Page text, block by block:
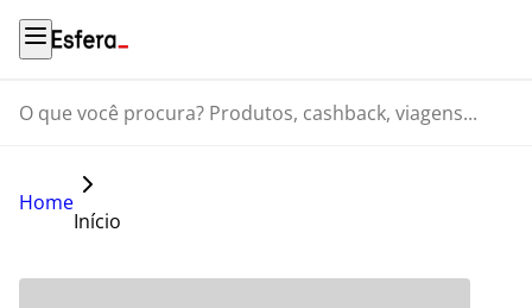
O que você procura? Produtos, cashback, viagens...
Home
Início